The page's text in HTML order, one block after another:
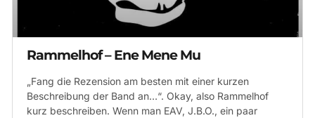
Rammelhof – Ene Mene Mu
„Fang die Rezension am besten mit einer kurzen
Beschreibung der Band an…“. Okay, also Rammelhof
kurz beschreiben. Wenn man EAV, J.B.O., ein paar